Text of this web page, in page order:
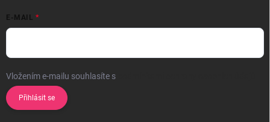
E-MAIL
Vložením e-mailu souhlasíte s
Přihlásit se